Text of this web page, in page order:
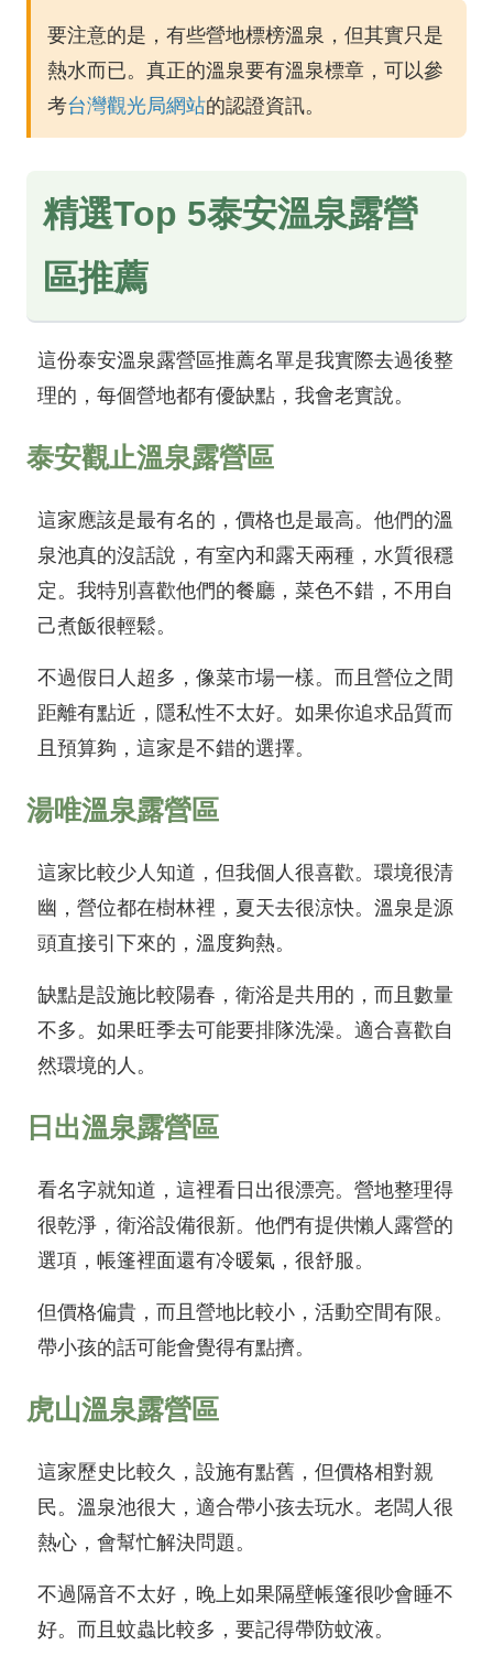
要注意的是，有些營地標榜溫泉，但其實只是
熱水而已。真正的溫泉要有溫泉標章，可以參
考台灣觀光局網站的認證資訊。
精選Top 5泰安溫泉露營
區推薦
這份泰安溫泉露營區推薦名單是我實際去過後整
理的，每個營地都有優缺點，我會老實說。
泰安觀止溫泉露營區
這家應該是最有名的，價格也是最高。他們的溫
泉池真的沒話說，有室內和露天兩種，水質很穩
定。我特別喜歡他們的餐廳，菜色不錯，不用自
己煮飯很輕鬆。
不過假日人超多，像菜市場一樣。而且營位之間
距離有點近，隱私性不太好。如果你追求品質而
且預算夠，這家是不錯的選擇。
湯唯溫泉露營區
這家比較少人知道，但我個人很喜歡。環境很清
幽，營位都在樹林裡，夏天去很涼快。溫泉是源
頭直接引下來的，溫度夠熱。
缺點是設施比較陽春，衛浴是共用的，而且數量
不多。如果旺季去可能要排隊洗澡。適合喜歡自
然環境的人。
日出溫泉露營區
看名字就知道，這裡看日出很漂亮。營地整理得
很乾淨，衛浴設備很新。他們有提供懶人露營的
選項，帳篷裡面還有冷暖氣，很舒服。
但價格偏貴，而且營地比較小，活動空間有限。
帶小孩的話可能會覺得有點擠。
虎山溫泉露營區
這家歷史比較久，設施有點舊，但價格相對親
民。溫泉池很大，適合帶小孩去玩水。老闆人很
熱心，會幫忙解決問題。
不過隔音不太好，晚上如果隔壁帳篷很吵會睡不
好。而且蚊蟲比較多，要記得帶防蚊液。